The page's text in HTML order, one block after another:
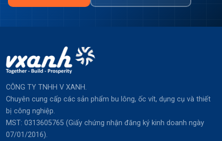
CÔNG TY TNHH V XANH.
Chuyên cung cấp các sản phẩm bu lông, ốc vít, dụng cụ và thiết
bị công nghiệp.
MST: 0313605765 (Giấy chứng nhận đăng ký kinh doanh ngày
07/01/2016).